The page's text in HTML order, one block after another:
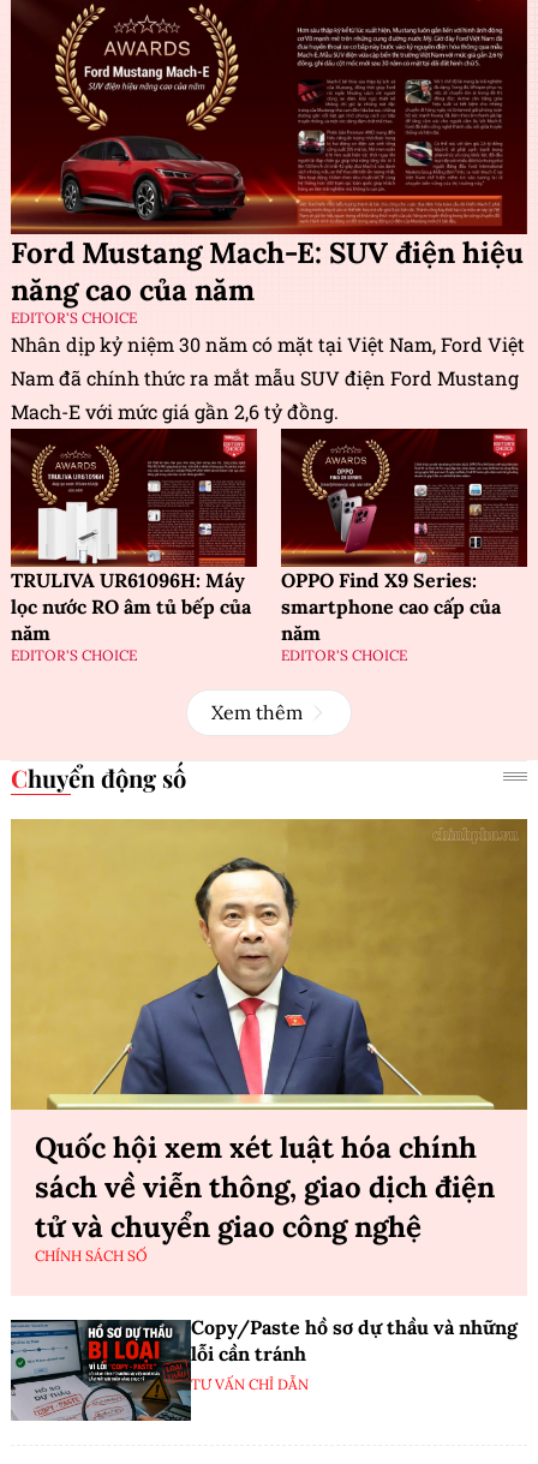
Ford Mustang Mach-E: SUV điện hiệu
năng cao của năm
EDITOR'S CHOICE
Nhân dịp kỷ niệm 30 năm có mặt tại Việt Nam, Ford Việt
Nam đã chính thức ra mắt mẫu SUV điện Ford Mustang
Mach-E với mức giá gần 2,6 tỷ đồng.
TRULIVA UR61096H: Máy
lọc nước RO âm tủ bếp của
năm
EDITOR'S CHOICE
OPPO Find X9 Series:
smartphone cao cấp của
năm
EDITOR'S CHOICE
Xem thêm
Chuyển động số
Quốc hội xem xét luật hóa chính
sách về viễn thông, giao dịch điện
tử và chuyển giao công nghệ
CHÍNH SÁCH SỐ
Copy/Paste hồ sơ dự thầu và những
lỗi cần tránh
TƯ VẤN CHỈ DẪN